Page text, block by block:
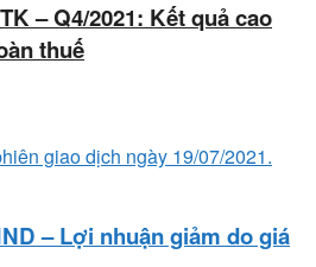
– Q4/2021: Kết quả cao
thuế
– Lợi nhuận giảm do giá